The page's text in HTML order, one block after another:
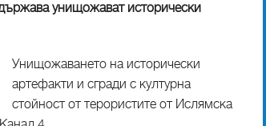
унищожават исторически
Унищожаването на исторически
артефакти и сгради с културна
стойност от терористите от Ислямска